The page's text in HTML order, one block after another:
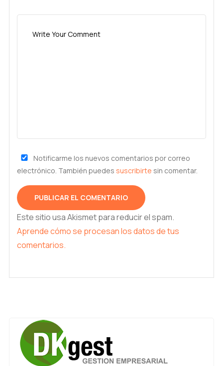
Notificarme los nuevos comentarios por correo
electrónico. También puedes suscribirte sin comentar.
Este sitio usa Akismet para reducir el spam.
Aprende cómo se procesan los datos de tus
comentarios.